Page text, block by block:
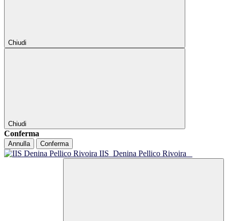
Chiudi
Chiudi
Conferma
Annulla Conferma
IIS Denina Pellico Rivoira